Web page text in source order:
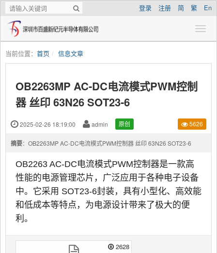
登录 注册 简 繁 En
当前位置： 首页 信息文章
OB2263MP AC-DC电流模式PWM控制
器 丝印 63N26 SOT23-6
2025-02-26 18:19:00 admin 原创 5626
摘要：OB2263MP AC-DC电流模式PWM控制器 丝印 63N26 SOT23-6
OB2263 AC-DC电流模式PWM控制器是一款高
性能的电源管理芯片，广泛应用于各种电子设备
中。它采用 SOT23-6封装，具有小型化、高效能
和低成本等特点，为电源设计带来了极大的便
利。
2628